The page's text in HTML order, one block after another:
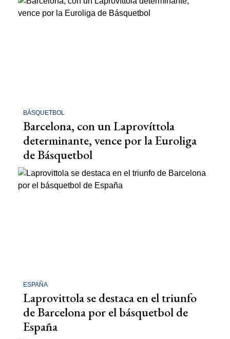
BÁSQUETBOL
Barcelona, con un Laprovíttola
determinante, vence por la Euroliga
de Básquetbol
ESPAÑA
Laprovittola se destaca en el triunfo
de Barcelona por el básquetbol de
España